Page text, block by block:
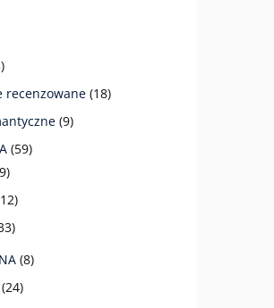
recenzowane (18)
(9)
(59)
(8)
(24)